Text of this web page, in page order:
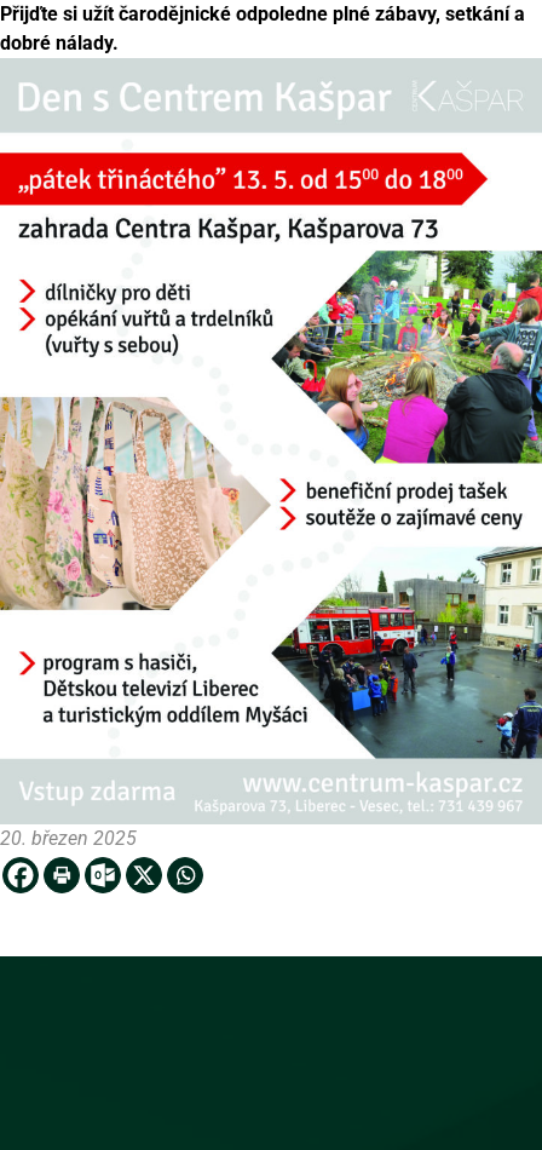
Přijďte si užít čarodějnické odpoledne plné zábavy, setkání a
dobré nálady.
20. březen 2025